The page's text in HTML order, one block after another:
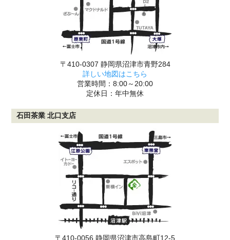
〒410-0307 静岡県沼津市青野284
詳しい地図はこちら
営業時間：8:00～20:00
定休日：年中無休
石田茶業 北口支店
〒410-0056 静岡県沼津市高島町12-5